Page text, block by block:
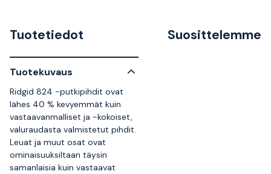
Tuotetiedot
Tuotekuvaus
Ridgid 824 -putkipihdit ovat
lähes 40 % kevyemmät kuin
vastaavanmalliset ja -kokoiset,
valuraudasta valmistetut pihdit.
Leuat ja muut osat ovat
ominaisuuksiltaan täysin
samanlaisia kuin vastaavat
Suosittelemme